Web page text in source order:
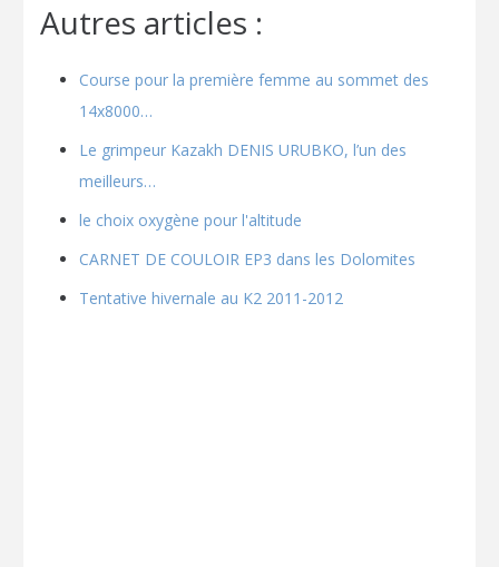
Autres articles :
Course pour la première femme au sommet des
14x8000…
Le grimpeur Kazakh DENIS URUBKO, l’un des
meilleurs…
le choix oxygène pour l'altitude
CARNET DE COULOIR EP3 dans les Dolomites
Tentative hivernale au K2 2011-2012